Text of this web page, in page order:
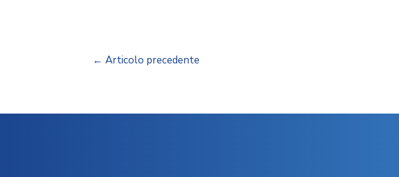
← Articolo precedente